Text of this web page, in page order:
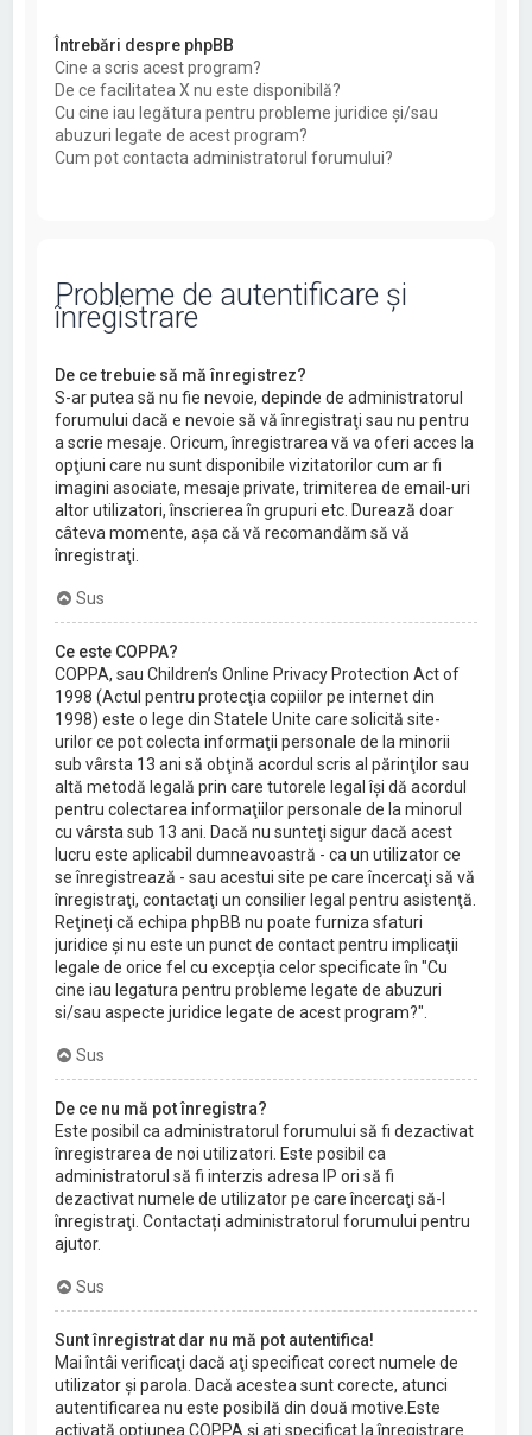
Întrebări despre phpBB
Cine a scris acest program?
De ce facilitatea X nu este disponibilă?
Cu cine iau legătura pentru probleme juridice şi/sau
abuzuri legate de acest program?
Cum pot contacta administratorul forumului?
Probleme de autentificare şi
înregistrare
De ce trebuie să mă înregistrez?
S-ar putea să nu fie nevoie, depinde de administratorul
forumului dacă e nevoie să vă înregistraţi sau nu pentru
a scrie mesaje. Oricum, înregistrarea vă va oferi acces la
opţiuni care nu sunt disponibile vizitatorilor cum ar fi
imagini asociate, mesaje private, trimiterea de email-uri
altor utilizatori, înscrierea în grupuri etc. Durează doar
câteva momente, aşa că vă recomandăm să vă
înregistraţi.
Sus
Ce este COPPA?
COPPA, sau Children’s Online Privacy Protection Act of
1998 (Actul pentru protecţia copiilor pe internet din
1998) este o lege din Statele Unite care solicită site-
urilor ce pot colecta informaţii personale de la minorii
sub vârsta 13 ani să obţină acordul scris al părinţilor sau
altă metodă legală prin care tutorele legal îşi dă acordul
pentru colectarea informaţiilor personale de la minorul
cu vârsta sub 13 ani. Dacă nu sunteţi sigur dacă acest
lucru este aplicabil dumneavoastră - ca un utilizator ce
se înregistrează - sau acestui site pe care încercaţi să vă
înregistraţi, contactaţi un consilier legal pentru asistenţă.
Reţineţi că echipa phpBB nu poate furniza sfaturi
juridice şi nu este un punct de contact pentru implicaţii
legale de orice fel cu excepţia celor specificate în "Cu
cine iau legatura pentru probleme legate de abuzuri
si/sau aspecte juridice legate de acest program?".
Sus
De ce nu mă pot înregistra?
Este posibil ca administratorul forumului să fi dezactivat
înregistrarea de noi utilizatori. Este posibil ca
administratorul să fi interzis adresa IP ori să fi
dezactivat numele de utilizator pe care încercaţi să-l
înregistraţi. Contactați administratorul forumului pentru
ajutor.
Sus
Sunt înregistrat dar nu mă pot autentifica!
Mai întâi verificaţi dacă aţi specificat corect numele de
utilizator şi parola. Dacă acestea sunt corecte, atunci
autentificarea nu este posibilă din două motive.Este
activată opţiunea COPPA şi aţi specificat la înregistrare